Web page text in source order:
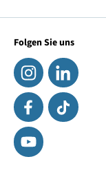
Folgen Sie uns